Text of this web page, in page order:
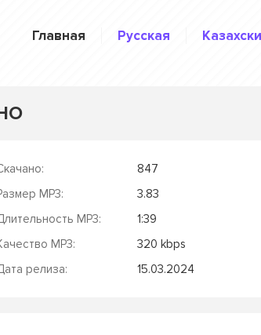
Главная Русская
847
MP3:
3.83
MP3:
1:39
MP3:
320 kbps
релиза:
15.03.2024